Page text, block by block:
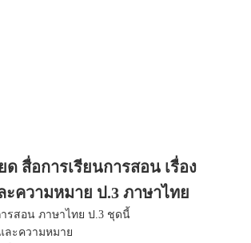
ด สื่อการเรียนการสอน เรื่อง
ความหมาย ป.3 ภาษาไทย
ารสอน ภาษาไทย ป.3 ชุดนี้
ละความหมาย